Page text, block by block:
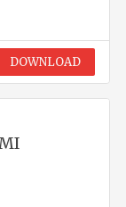
DOWNLOAD